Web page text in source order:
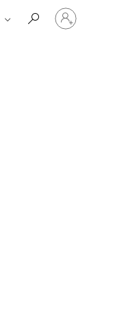
Prijavite
se